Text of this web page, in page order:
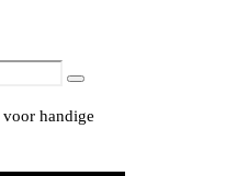
voor handige